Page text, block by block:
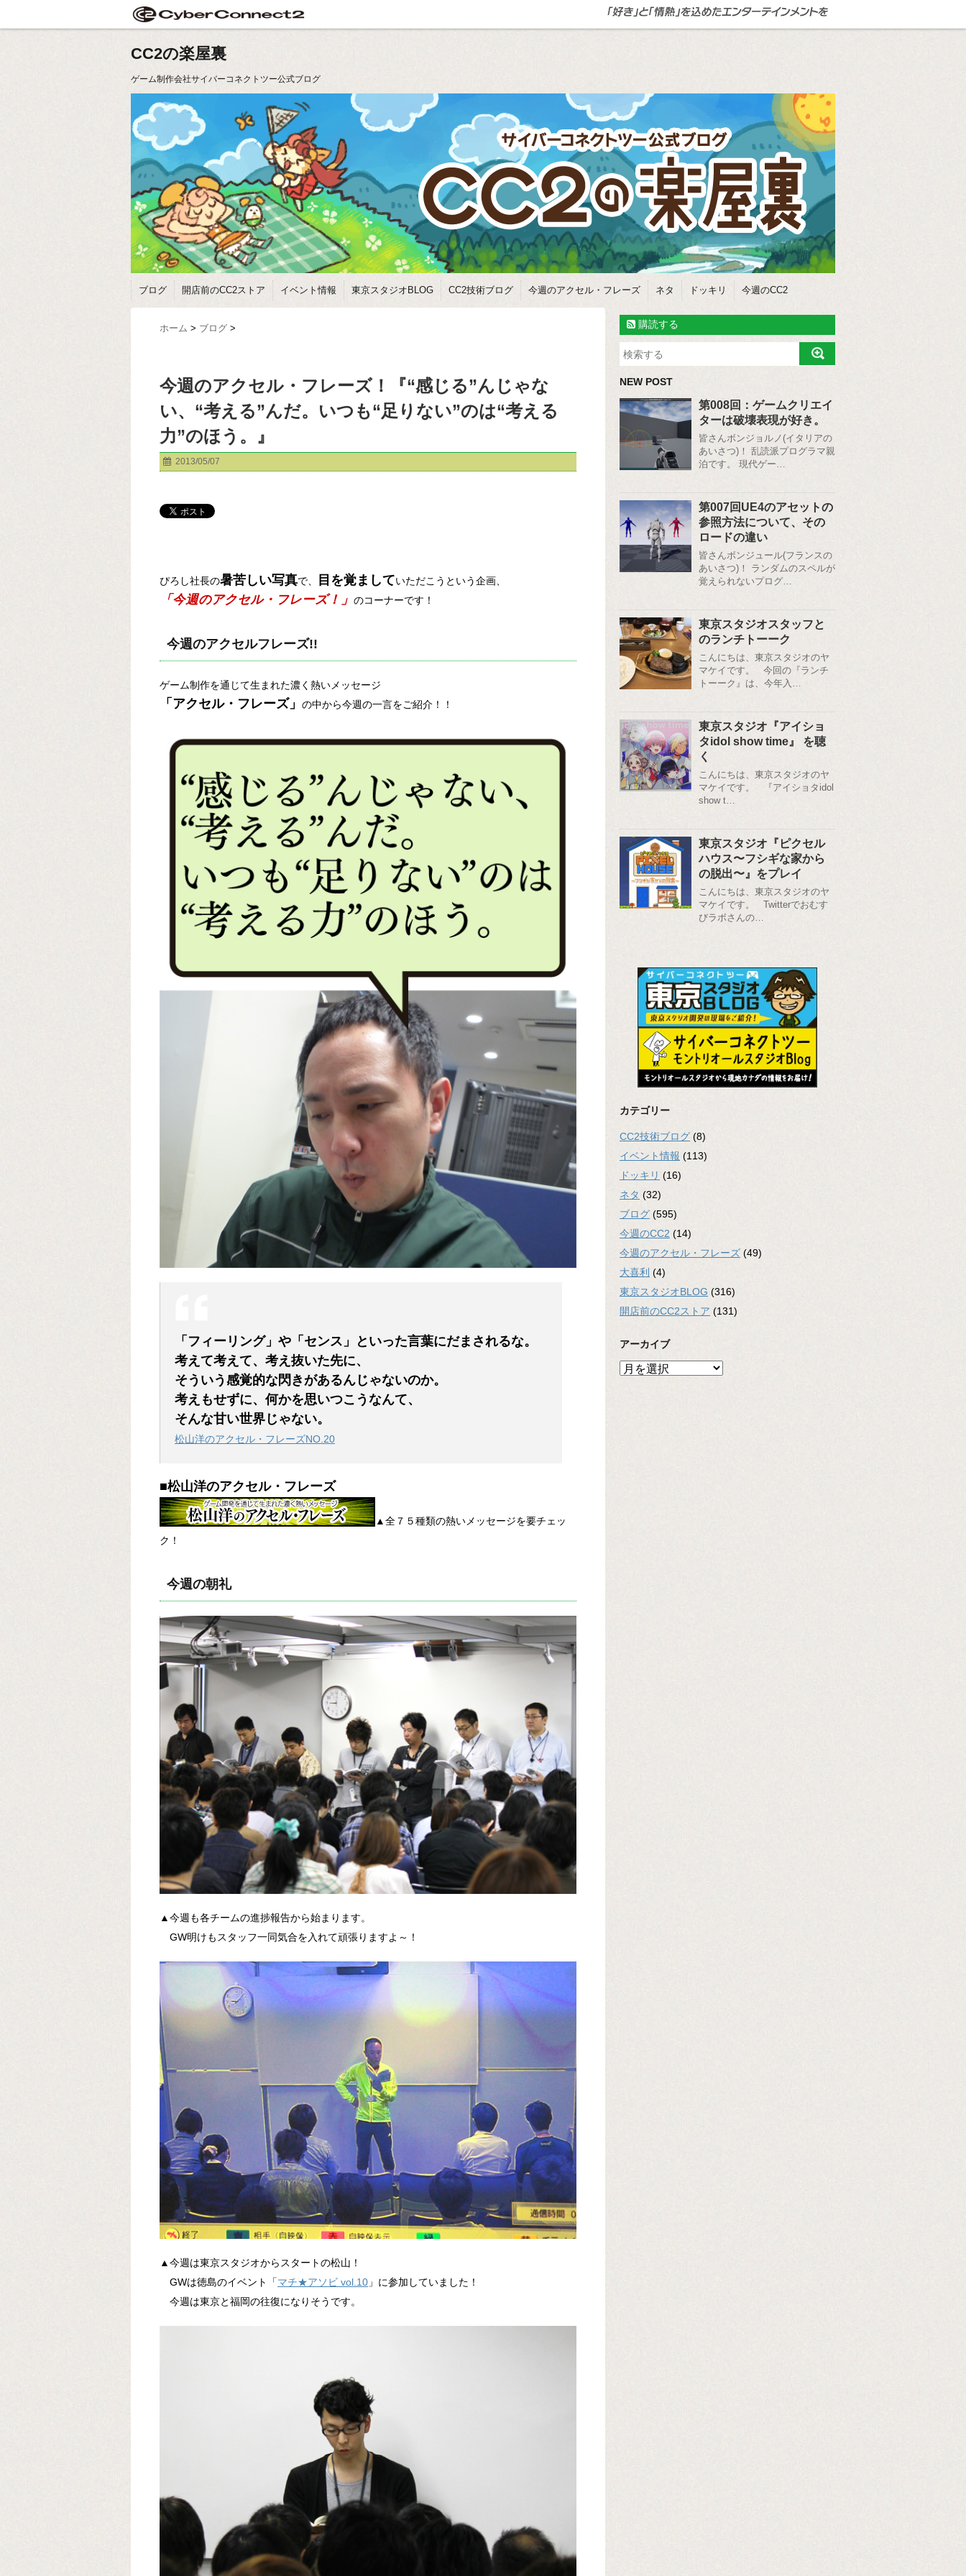
CC2の楽屋裏
ゲーム制作会社サイバーコネクトツー公式ブログ
ブログ 開店前のCC2ストア イベント情報 東京スタジオBLOG CC2技術ブログ 今週のアクセル・フレーズ ネタ ドッキリ 今週のCC2
ホーム > ブログ >
今週のアクセル・フレーズ！『“感じる”んじゃな
い、“考える”んだ。いつも“足りない”のは“考える
力”のほう。』
2013/05/07
ぴろし社長の暑苦しい写真で、 目を覚ましていただこうという企画、
「今週のアクセル・フレーズ！」 のコーナーです！
今週のアクセルフレーズ!!
ゲーム制作を通じて生まれた濃く熱いメッセージ
「アクセル・フレーズ」 の中から今週の一言をご紹介！！
「フィーリング」や「センス」といった言葉にだまされるな。
考えて考えて、考え抜いた先に、
そういう感覚的な閃きがあるんじゃないのか。
考えもせずに、何かを思いつこうなんて、
そんな甘い世界じゃない。
松山洋のアクセル・フレーズNO.20
■松山洋のアクセル・フレーズ
▲全７５種類の熱いメッセージを要チェッ
ク！
今週の朝礼
▲今週も各チームの進捗報告から始まります。
GW明けもスタッフ一同気合を入れて頑張りますよ～！
▲今週は東京スタジオからスタートの松山！
GWは徳島のイベント「マチ★アソビ vol.10 」に参加していました！
今週は東京と福岡の往復になりそうです。
購読する
NEW POST
第008回：ゲームクリエイ
ターは破壊表現が好き。
皆さんボンジョルノ(イタリアの
あいさつ)！ 乱読派プログラマ親
泊です。 現代ゲー…
第007回UE4のアセットの
参照方法について、その
ロードの違い
皆さんボンジュール(フランスの
あいさつ)！ ランダムのスペルが
覚えられないプログ…
東京スタジオスタッフと
のランチトーーク
こんにちは、東京スタジオのヤ
マケイです。 今回の『ランチ
トーーク』は、今年入…
東京スタジオ『アイショ
タidol show time』 を聴
く
こんにちは、東京スタジオのヤ
マケイです。 『アイショタidol
show t…
東京スタジオ『ピクセル
ハウス〜フシギな家から
の脱出〜』をプレイ
こんにちは、東京スタジオのヤ
マケイです。 Twitterでおむす
びラボさんの…
カテゴリー
CC2技術ブログ (8)
イベント情報 (113)
ドッキリ (16)
ネタ (32)
ブログ (595)
今週のCC2 (14)
今週のアクセル・フレーズ (49)
大喜利 (4)
東京スタジオBLOG (316)
開店前のCC2ストア (131)
アーカイブ
ア